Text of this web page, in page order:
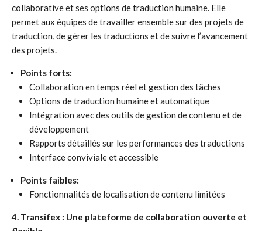
collaborative et ses options de traduction humaine. Elle
permet aux équipes de travailler ensemble sur des projets de
traduction, de gérer les traductions et de suivre l’avancement
des projets.
Points forts:
Collaboration en temps réel et gestion des tâches
Options de traduction humaine et automatique
Intégration avec des outils de gestion de contenu et de
développement
Rapports détaillés sur les performances des traductions
Interface conviviale et accessible
Points faibles:
Fonctionnalités de localisation de contenu limitées
4. Transifex : Une plateforme de collaboration ouverte et